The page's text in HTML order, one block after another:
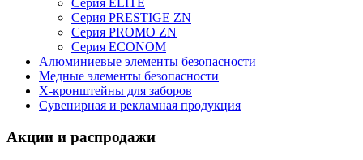
Серия ELITE
Серия PRESTIGE ZN
Серия PROMO ZN
Серия ECONOM
Алюминиевые элементы безопасности
Медные элементы безопасности
X-кронштейны для заборов
Сувенирная и рекламная продукция
Акции и распродажи